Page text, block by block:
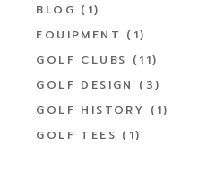
BLOG (1)
EQUIPMENT (1)
GOLF CLUBS (11)
GOLF DESIGN
(3)
GOLF HISTORY (1)
GOLF TEES (1)